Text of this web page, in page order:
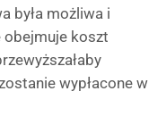
była możliwa i
obejmuje koszt
wypłacone w